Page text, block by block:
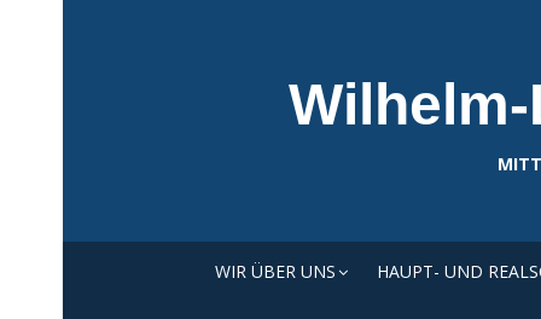
WIR ÜBER UNS HAUPT- UND